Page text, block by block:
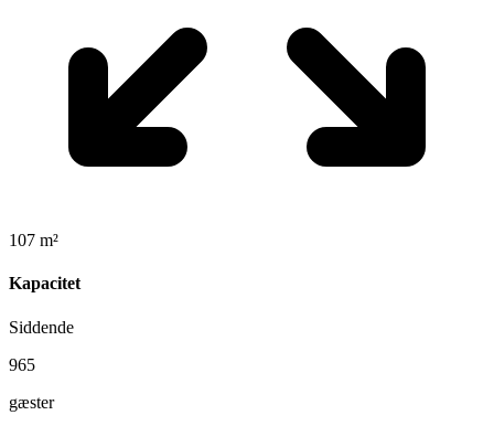
107 m²
Kapacitet
Siddende
965
gæster